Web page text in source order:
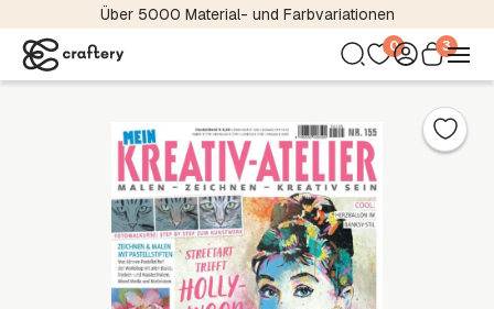
Internationaler Magazinversand
0 3